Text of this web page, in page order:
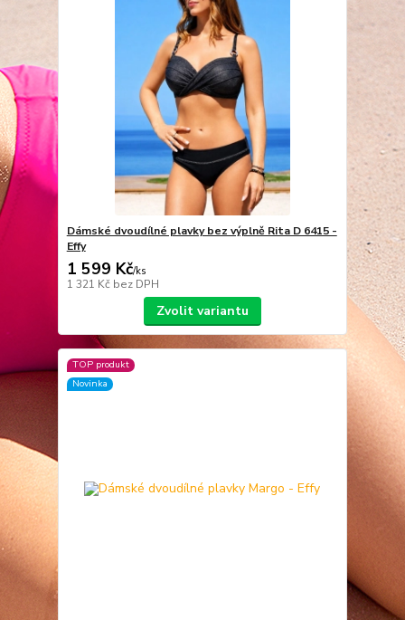
Dámské dvoudílné plavky bez výplně Rita D 6415 -
Effy
1 599 Kč/ks
1 321 Kč bez DPH
Zvolit variantu
TOP produkt
Novinka